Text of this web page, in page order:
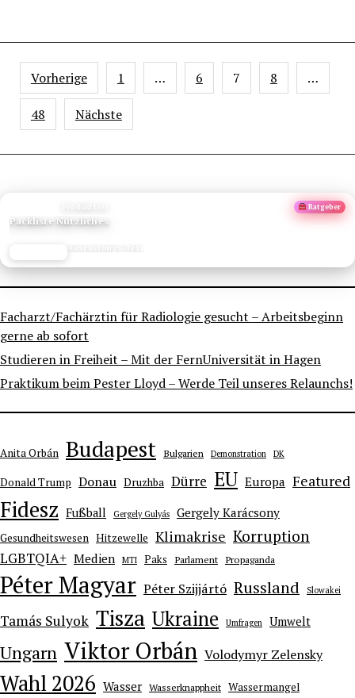
Seitennummerierung
der
Beiträge
Vorherige 1 … 6 7 8 …
48 Nächste
Ratgeber
Packliste Nützliches
Facharzt/Fachärztin für Radiologie gesucht – Arbeitsbeginn
gerne ab sofort
Studieren in Freiheit – Mit der FernUniversität in Hagen
Praktikum beim Pester Lloyd – Werde Teil unseres Relaunchs!
Anita Orbán Budapest Bulgarien Demonstration DK
Donald Trump Donau Druzhba Dürre EU Europa Featured
Fidesz Fußball Gergely Gulyás Gergely Karácsony
Gesundheitswesen Hitzewelle Klimakrise Korruption
LGBTQIA+ Medien MTI Paks Parlament Propaganda
Péter Magyar Péter Szijjártó Russland Slowakei
Tamás Sulyok Tisza Ukraine Umfragen Umwelt
Ungarn Viktor Orbán Volodymyr Zelensky
Wahl 2026 Wasser Wasserknappheit Wassermangel